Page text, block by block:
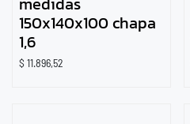
150x140x100 chapa
1,6
$11.896,52